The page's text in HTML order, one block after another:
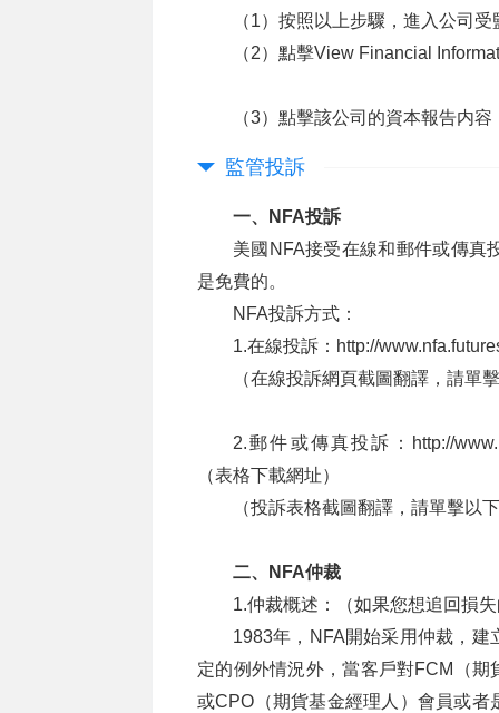
（1）按照以上步驟，進入公司
（2）點擊View Financial
（3）點擊該公司的資本報告内容
監管投訴
一、NFA投訴
美國NFA接受在線和郵件或傳真
是免費的。
NFA投訴方式：
1.在線投訴： http://
（在線投訴網頁截圖翻譯，請單
2.郵件或傳真投訴：
http://
（表格下載網址）
（投訴表格截圖翻譯，請單擊以
二、NFA仲裁
1.仲裁概述：（如果您想追回損
1983年，NFA開始采用仲裁，
定的例外情況外，當客戶對FCM（
或CPO（期貨基金經理人）會員或